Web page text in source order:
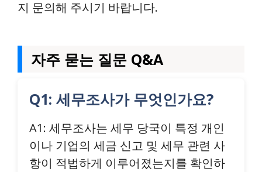
지 문의해 주시기 바랍니다.
자주 묻는 질문 Q&A
Q1: 세무조사가 무엇인가요?
A1: 세무조사는 세무 당국이 특정 개인
이나 기업의 세금 신고 및 세무 관련 사
항이 적법하게 이루어졌는지를 확인하